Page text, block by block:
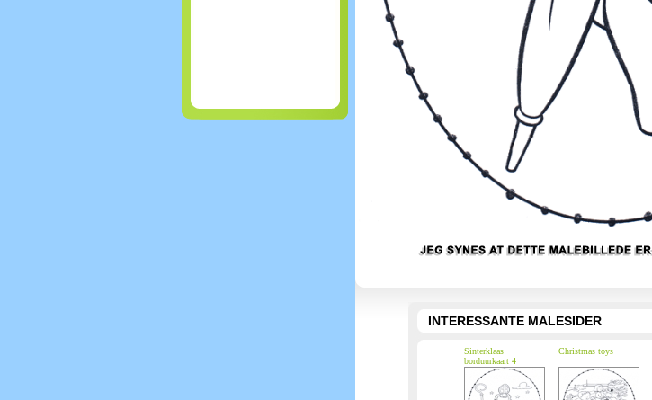
INTERESSANTE MALESIDER
Sinterklaas
borduurkaart 4
Christmas toys